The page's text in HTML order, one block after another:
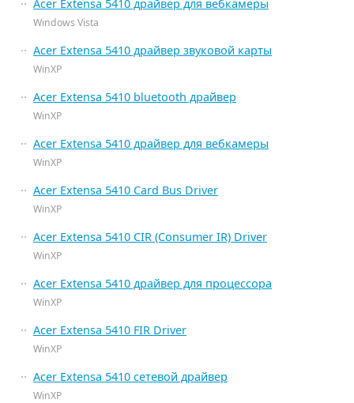
Acer Extensa 5410 драйвер для вебкамеры
Windows Vista
Acer Extensa 5410 драйвер звуковой карты
WinXP
Acer Extensa 5410 bluetooth драйвер
WinXP
Acer Extensa 5410 драйвер для вебкамеры
WinXP
Acer Extensa 5410 Card Bus Driver
WinXP
Acer Extensa 5410 CIR (Consumer IR) Driver
WinXP
Acer Extensa 5410 драйвер для процессора
WinXP
Acer Extensa 5410 FIR Driver
WinXP
Acer Extensa 5410 сетевой драйвер
WinXP